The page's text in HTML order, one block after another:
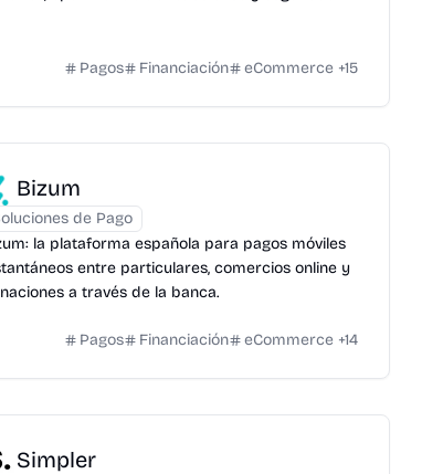
Pagos Financiación eCommerce +15
Bizum
de Pago
la plataforma española para pagos móviles
entre particulares, comercios online y
a través de la banca.
Pagos Financiación eCommerce +14
Simpler